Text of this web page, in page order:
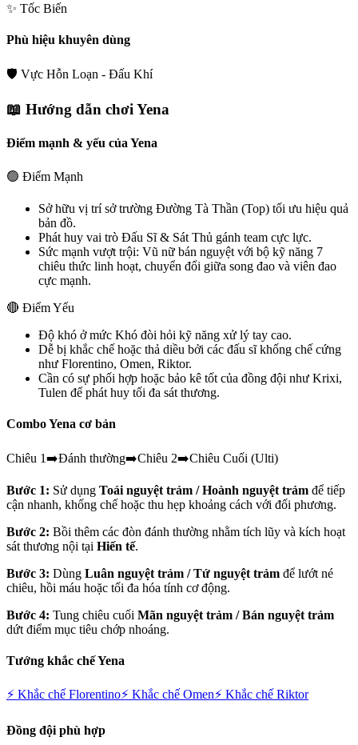
✨ Tốc Biến
Phù hiệu khuyên dùng
🛡️ Vực Hỗn Loạn - Đấu Khí
📖 Hướng dẫn chơiYena
Điểm mạnh & yếu của Yena
🟢 Điểm Mạnh
Sở hữu vị trí sở trường Đường Tà Thần (Top) tối ưu hiệu quả
bản đồ.
Phát huy vai trò Đấu Sĩ & Sát Thủ gánh team cực lực.
Sức mạnh vượt trội: Vũ nữ bán nguyệt với bộ kỹ năng 7
chiêu thức linh hoạt, chuyển đổi giữa song đao và viên đao
cực mạnh.
🔴 Điểm Yếu
Độ khó ở mức Khó đòi hỏi kỹ năng xử lý tay cao.
Dễ bị khắc chế hoặc thả diều bởi các đấu sĩ khống chế cứng
như Florentino, Omen, Riktor.
Cần có sự phối hợp hoặc bảo kê tốt của đồng đội như Krixi,
Tulen để phát huy tối đa sát thương.
ComboYena cơ bản
Chiêu 1➡️Đánh thường➡️Chiêu 2➡️Chiêu Cuối (Ulti)
Bước 1: Sử dụng Toái nguyệt trảm / Hoành nguyệt trảm để tiếp
cận nhanh, khống chế hoặc thu hẹp khoảng cách với đối phương.
Bước 2: Bồi thêm các đòn đánh thường nhằm tích lũy và kích hoạt
sát thương nội tại Hiến tế.
Bước 3: Dùng Luân nguyệt trảm / Tứ nguyệt trảm để lướt né
chiêu, hồi máu hoặc tối đa hóa tính cơ động.
Bước 4: Tung chiêu cuối Mãn nguyệt trảm / Bán nguyệt trảm
dứt điểm mục tiêu chớp nhoáng.
Tướng khắc chếYena
⚡ Khắc chế Florentino⚡ Khắc chế Omen⚡ Khắc chế Riktor
Đồng đội phù hợp